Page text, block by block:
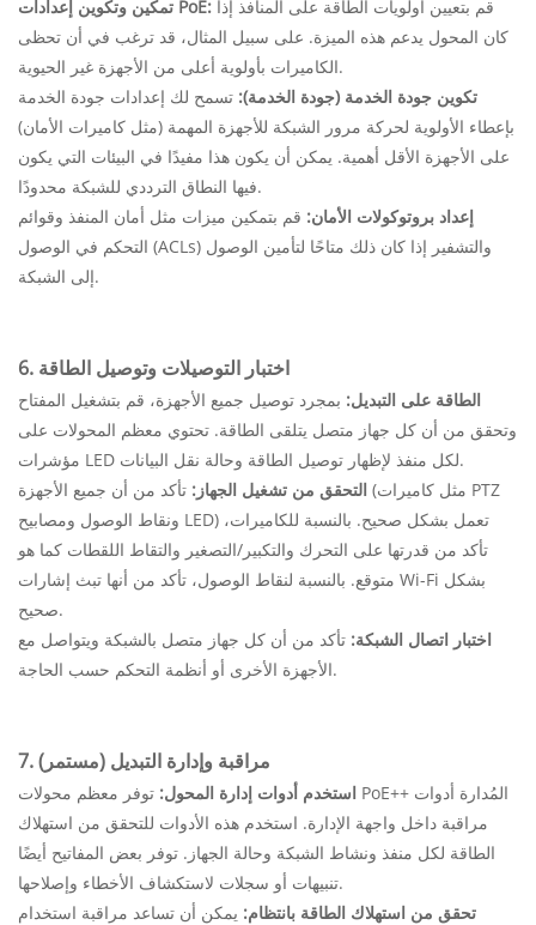
تمكين وتكوين إعدادات PoE:
كان المحول يدعم هذه الميزة. على سبيل المثال، قد ترغب في أن تحظى
الكاميرات بأولوية أعلى من الأجهزة غير الحيوية.
تكوين جودة الخدمة (جودة الخدمة): تسمح لك إعدادات جودة الخدمة
بإعطاء الأولوية لحركة مرور الشبكة للأجهزة المهمة (مثل كاميرات الأمان)
على الأجهزة الأقل أهمية. يمكن أن يكون هذا مفيدًا في البيئات التي يكون
فيها النطاق الترددي للشبكة محدودًا.
إعداد بروتوكولات الأمان: قم بتمكين ميزات مثل أمان المنفذ وقوائم
التحكم في الوصول (ACLs) والتشفير إذا كان ذلك متاحًا لتأمين الوصول
إلى الشبكة.
6. اختبار التوصيلات وتوصيل الطاقة
الطاقة على التبديل: بمجرد توصيل جميع الأجهزة، قم بتشغيل المفتاح
وتحقق من أن كل جهاز متصل يتلقى الطاقة. تحتوي معظم المحولات على
مؤشرات LED لكل منفذ لإظهار توصيل الطاقة وحالة نقل البيانات.
التحقق من تشغيل الجهاز: تأكد من أن جميع الأجهزة (مثل كاميرات PTZ
ونقاط الوصول ومصابيح LED) تعمل بشكل صحيح. بالنسبة للكاميرات،
تأكد من قدرتها على التحرك والتكبير/التصغير والتقاط اللقطات كما هو
متوقع. بالنسبة لنقاط الوصول، تأكد من أنها تبث إشارات Wi-Fi بشكل
صحيح.
اختبار اتصال الشبكة: تأكد من أن كل جهاز متصل بالشبكة ويتواصل مع
الأجهزة الأخرى أو أنظمة التحكم حسب الحاجة.
7. مراقبة وإدارة التبديل (مستمر)
استخدم أدوات إدارة المحول: توفر معظم محولات PoE++ المُدارة أدوات
مراقبة داخل واجهة الإدارة. استخدم هذه الأدوات للتحقق من استهلاك
الطاقة لكل منفذ ونشاط الشبكة وحالة الجهاز. توفر بعض المفاتيح أيضًا
تنبيهات أو سجلات لاستكشاف الأخطاء وإصلاحها.
تحقق من استهلاك الطاقة بانتظام: يمكن أن تساعد مراقبة استخدام